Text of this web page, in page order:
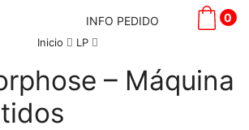
INFO PEDIDO 0
Inicio LP
– Máquina